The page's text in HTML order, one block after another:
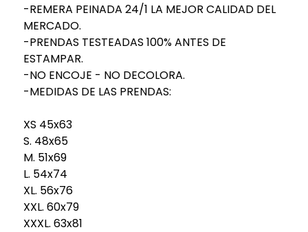
-REMERA PEINADA 24/1 LA MEJOR CALIDAD DEL
MERCADO.
-PRENDAS TESTEADAS 100% ANTES DE
ESTAMPAR.
-NO ENCOJE - NO DECOLORA.
-MEDIDAS DE LAS PRENDAS:
XS 45x63
S. 48x65
M. 51x69
L. 54x74
XL. 56x76
XXL. 60x79
XXXL. 63x81